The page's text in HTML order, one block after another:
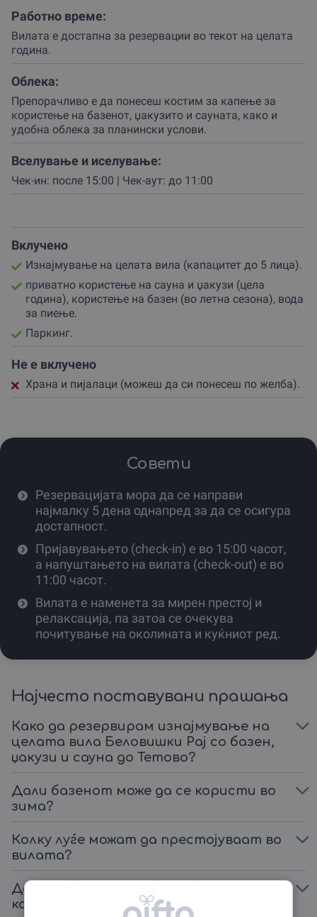
зрачи со гостопримство и удобност.
Самата локација во село Беловиште нуди автентично
чувство на планински мир, додека модерните
содржини овозможуваат максимален комфор.
Твоето доживување започнува со топлото
гостопримство на домаќините, по што имаш целосен
пристап до приватната сауна и џакузито, кои се
достапни во текот на целата година.
Овде времето застанува, а единствената задача која
ја имаш е да се препуштиш на топлината на сауната и
меурчињата во џакузито, додека погледот ти одмара
надвор, каде те очекува освежителен базен со поглед
кој го одзема здивот.
Вилата нуди доволно простор за престој на максимум
пет лица, што ја прави ексклузивна и интимна.
Организаторот обезбедува сè што е потребно за
твоето пријатно престојување, а секој агол од објектот
е дизајниран за да ја нагласи врската со природата.
Искористи ја можноста за прошетки низ околината
или едноставно уживај во тишината на дворот со
обично ноќевање, туку инвестиција во твоето здравје
Подарувањето на вакви моменти е многу повредно од
кој било материјален предмет, бидејќи спомените од
мирот пронајден на планината остануваат засекогаш.
Мотивирај се себеси или изненади некој близок со овој
рајски престој.
Посети го gifto.mk, одбери го овој подарок ваучер и
подготви се за доживување кое ќе ти ги наполни
батериите за долго време.
Работно време:
Вилата е достапна за резервации во текот на целата
година.
Облека:
Препорачливо е да понесеш костим за капење за
користење на базенот, џакузито и сауната, како и
удобна облека за планински услови.
Вселување и иселување:
Чек-ин: после 15:00 | Чек-аут: до 11:00
Вклучено
Изнајмување на целата вила (капацитет до 5 лица).
приватно користење на сауна и џакузи (цела
година), користење на базен (во летна сезона), вода
за пиење.
Паркинг.
Не е вклучено
Храна и пијалаци (можеш да си понесеш по желба).
Совети
Резервацијата мора да се направи
најмалку 5 дена однапред за да се осигура
достапност.
Пријавувањето (check-in) е во 15:00 часот,
а напуштањето на вилата (check-out) е во
11:00 часот.
Вилата е наменета за мирен престој и
релаксација, па затоа се очекува
почитување на околината и куќниот ред.
Најчесто поставувани прашања
Како да резервирам изнајмување на
целата вила Беловишки Рај со базен,
џакузи и сауна до Тетово?
Дали базенот може да се користи во
зима?
Колку луѓе можат да престојуваат во
вилата?
Дали треба да доплатам за
користење на сауната?